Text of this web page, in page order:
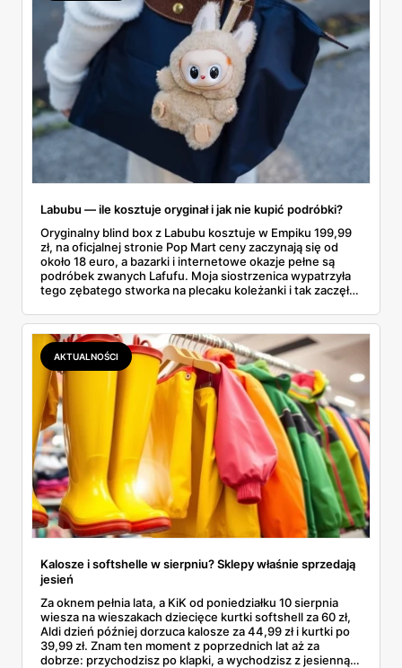
Labubu — ile kosztuje oryginał i jak nie kupić podróbki?
Oryginalny blind box z Labubu kosztuje w Empiku 199,99
zł, na oficjalnej stronie Pop Mart ceny zaczynają się od
około 18 euro, a bazarki i internetowe okazje pełne są
podróbek zwanych Lafufu. Moja siostrzenica wypatrzyła
tego zębatego stworka na plecaku koleżanki i tak zaczęło
kosztuje i po czym poznać, że sprzedawca nie wciska nam
podróbki. Spisałam wszystko, czego się dowiedziałam —
łącznie z jedną wpadką, o której za chwilę.
AKTUALNOŚCI
Kalosze i softshelle w sierpniu? Sklepy właśnie sprzedają
jesień
Za oknem pełnia lata, a KiK od poniedziałku 10 sierpnia
wiesza na wieszakach dziecięce kurtki softshell za 60 zł,
Aldi dzień później dorzuca kalosze za 44,99 zł i kurtki po
39,99 zł. Znam ten moment z poprzednich lat aż za
dobrze: przychodzisz po klapki, a wychodzisz z jesienną